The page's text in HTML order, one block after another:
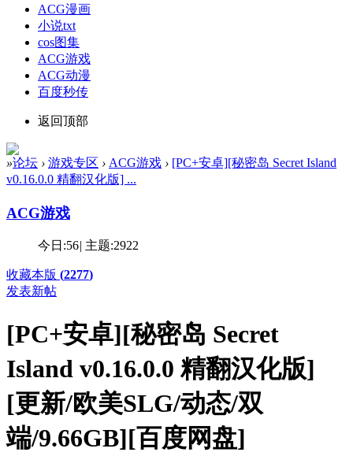
ACG漫画
小说txt
cos图集
ACG游戏
ACG动漫
百度秒传
返回顶部
»论坛 › 游戏专区 › ACG游戏 › [PC+安卓][秘密岛 Secret Island
v0.16.0.0 精翻汉化版] ...
ACG游戏
今日:56| 主题:2922
收藏本版 (2277)
发表新帖
[PC+安卓][秘密岛 Secret
Island v0.16.0.0 精翻汉化版]
[更新/欧美SLG/动态/双
端/9.66GB][百度网盘]